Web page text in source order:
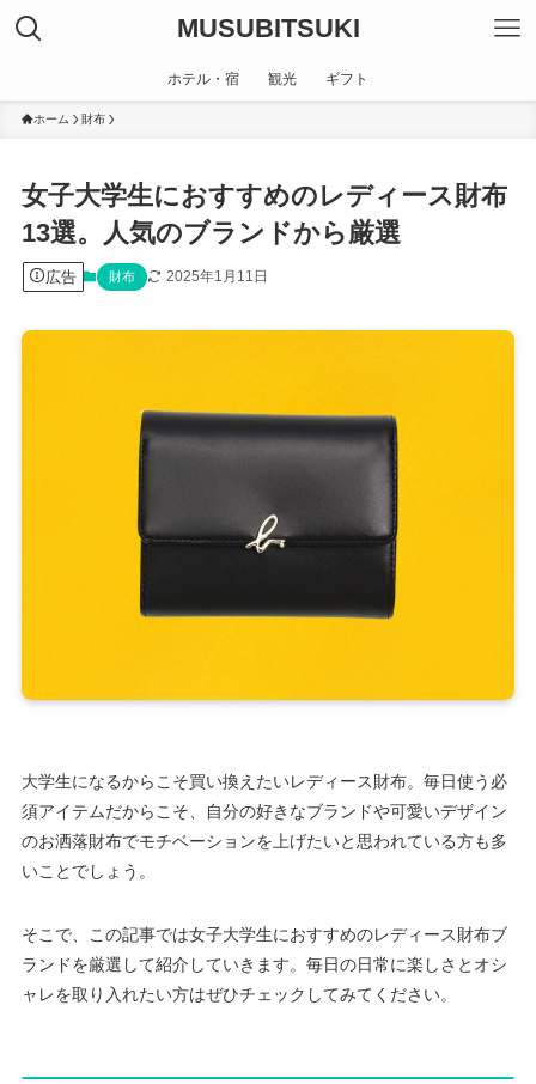
MUSUBITSUKI
ホテル・宿 観光 ギフト
ホーム 財布
女子大学生におすすめのレディース財布
13選。人気のブランドから厳選
広告 財布 2025年1月11日
大学生になるからこそ買い換えたいレディース財布。毎日使う必
須アイテムだからこそ、自分の好きなブランドや可愛いデザイン
のお洒落財布でモチベーションを上げたいと思われている方も多
いことでしょう。
そこで、この記事では女子大学生におすすめのレディース財布ブ
ランドを厳選して紹介していきます。毎日の日常に楽しさとオシ
ャレを取り入れたい方はぜひチェックしてみてください。